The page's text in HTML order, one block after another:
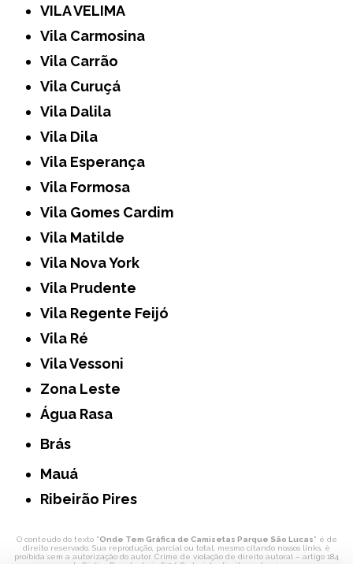
VILA VELIMA
Vila Carmosina
Vila Carrão
Vila Curuçá
Vila Dalila
Vila Dila
Vila Esperança
Vila Formosa
Vila Gomes Cardim
Vila Matilde
Vila Nova York
Vila Prudente
Vila Regente Feijó
Vila Ré
Vila Vessoni
Zona Leste
Água Rasa
Brás
Mauá
Ribeirão Pires
O conteúdo do texto "Onde Tem Gráfica de Camisetas Parque São Lucas" é de
direito reservado. Sua reprodução, parcial ou total, mesmo citando nossos links, é
proibida sem a autorização do autor. Crime de violação de direito autoral – artigo 184